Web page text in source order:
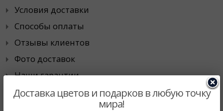
Условия доставки
Способы оплаты
Отзывы клиентов
Фото доставок
Наши гарантии
Города доставки
Доставка цветов и подарков в любую точку
мира!